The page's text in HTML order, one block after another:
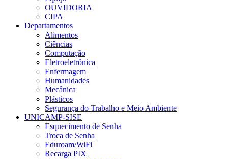
OUVIDORIA
CIPA
Departamentos
Alimentos
Ciências
Computação
Eletroeletrônica
Enfermagem
Humanidades
Mecânica
Plásticos
Segurança do Trabalho e Meio Ambiente
UNICAMP-SISE
Esquecimento de Senha
Troca de Senha
Eduroam/WiFi
Recarga PIX